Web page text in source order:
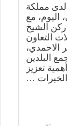
مملكة
اليوم، مع
ركن الشيخ
التعاون
الاحمدي،
البلدين
تعزيز
الخبرات …